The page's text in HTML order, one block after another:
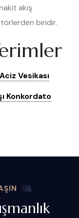
akış
biridir.
Vesikası
Konkordato